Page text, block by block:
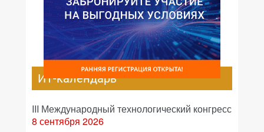
ИТ-календарь
III Международный технологический конгресс
8 сентября 2026